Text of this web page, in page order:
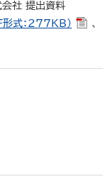
会社 提出資料
形式：277KB） 、